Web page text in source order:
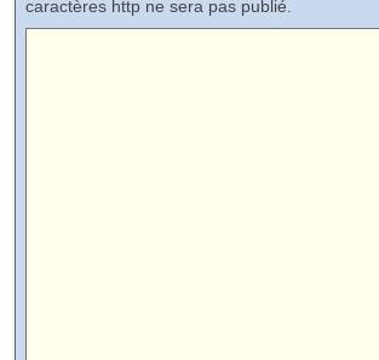
caractères http ne sera pas publié.